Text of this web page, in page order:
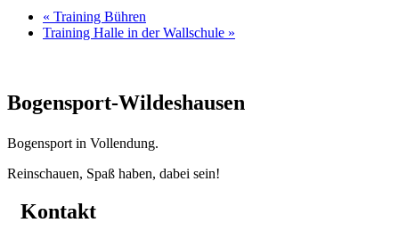
« Training Bühren
Training Halle in der Wallschule »
Bogensport-Wildeshausen
Bogensport in Vollendung.
Reinschauen, Spaß haben, dabei sein!
Kontakt